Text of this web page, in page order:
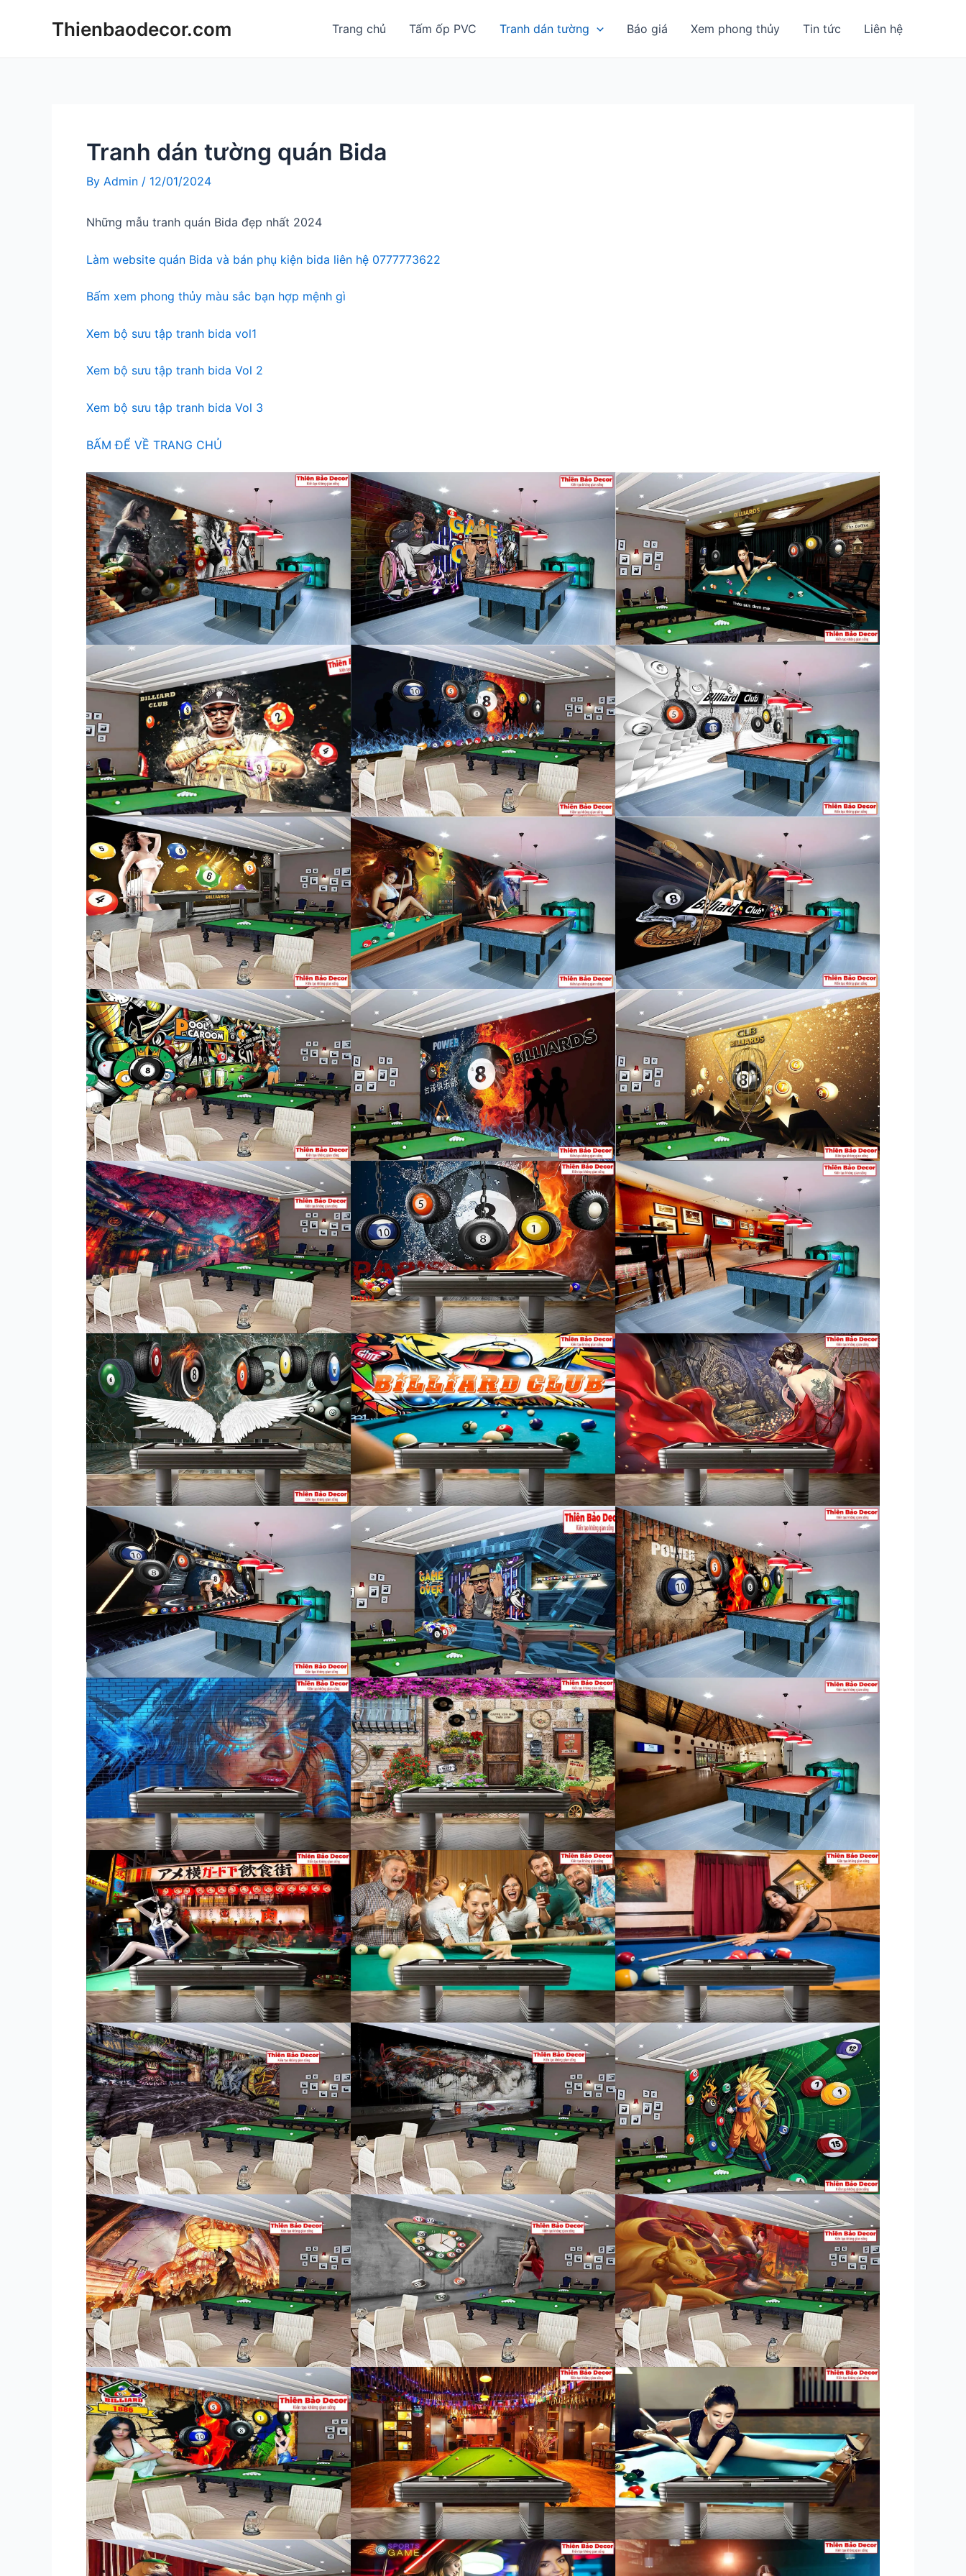
Thienbaodecor.com Trang chủ Tấm ốp PVC Tranh dán tường Báo giá Xem phong thủy Tin tức Liên hệ
Tranh dán tường quán Bida
By Admin / 12/01/2024
Những mẫu tranh quán Bida đẹp nhất 2024
Làm website quán Bida và bán phụ kiện bida liên hệ 0777773622
Bấm xem phong thủy màu sắc bạn hợp mệnh gì
Xem bộ sưu tập tranh bida vol1
Xem bộ sưu tập tranh bida Vol 2
Xem bộ sưu tập tranh bida Vol 3
BẤM ĐỂ VỀ TRANG CHỦ